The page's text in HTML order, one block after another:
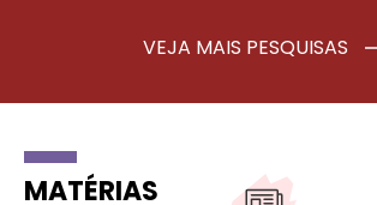
VEJA MAIS PESQUISAS
MATÉRIAS